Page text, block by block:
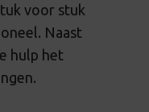
voor stuk
Naast
hulp het